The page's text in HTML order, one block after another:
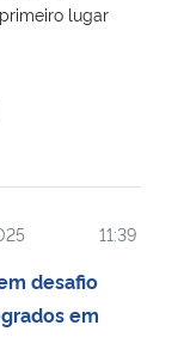
lugar
11:39
desafio
em